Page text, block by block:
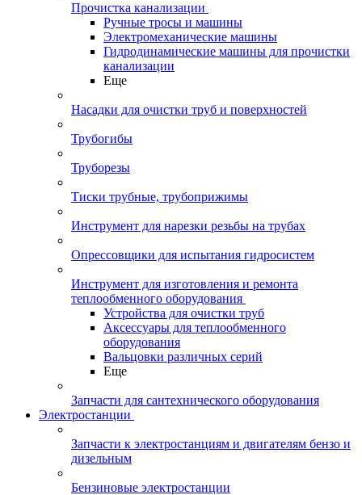
Прочистка канализации
Ручные тросы и машины
Электромеханические машины
Гидродинамические машины для прочистки
канализации
Еще
Насадки для очистки труб и поверхностей
Трубогибы
Труборезы
Тиски трубные, трубоприжимы
Инструмент для нарезки резьбы на трубах
Опрессовщики для испытания гидросистем
Инструмент для изготовления и ремонта
теплообменного оборудования
Устройства для очистки труб
Аксессуары для теплообменного
оборудования
Вальцовки различных серий
Еще
Запчасти для сантехнического оборудования
Электростанции
Запчасти к электростанциям и двигателям бензо и
дизельным
Бензиновые электростанции